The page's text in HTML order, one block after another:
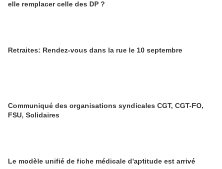
elle remplacer celle des DP ?
Retraites: Rendez-vous dans la rue le 10 septembre
Communiqué des organisations syndicales CGT, CGT-FO,
FSU, Solidaires
Le modèle unifié de fiche médicale d'aptitude est arrivé